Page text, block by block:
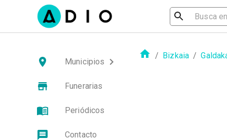
Municipios
Funerarias
Periódicos
Contacto
/ Bizkaia /